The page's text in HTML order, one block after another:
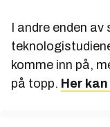
I andre enden av
komme inn på,
på topp. Her